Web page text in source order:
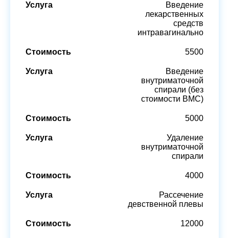
Введение
лекарственных
средств
интравагинально
5500
Введение
внутриматочной
спирали (без
стоимости ВМС)
5000
Удаление
внутриматочной
спирали
4000
Рассечение
девственной плевы
12000